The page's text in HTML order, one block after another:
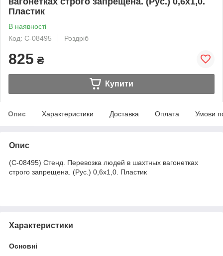
Пластик
В наявності
Код: С-08495
Роздріб
825 ₴
Купити
Опис Характеристики Доставка Оплата Умови
Опис
(С-08495) Стенд. Перевозка людей в шахтных вагонетках
строго запрещена. (Рус.) 0,6х1,0. Пластик
Характеристики
Основні